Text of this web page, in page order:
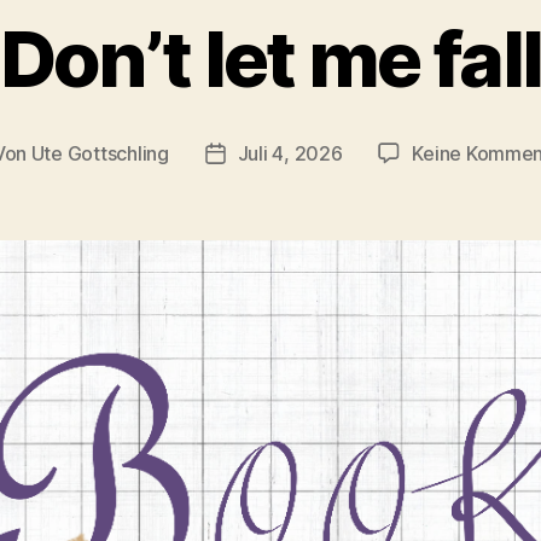
Don’t let me fall
Ute Gottschling Veröffentlichungsdatum
Juli 4, 2026 Keine